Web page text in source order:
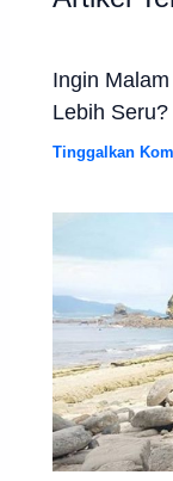
Ingin
Lebih
Tinggalkan